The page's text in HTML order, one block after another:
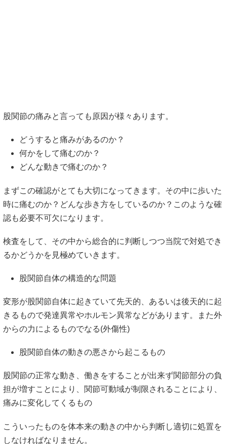
股関節の痛みと言っても原因が様々あります。
どうすると痛みがあるのか？
何かをして痛むのか？
どんな動きで痛むのか？
まずこの確認がとても大切になってきます。その中に歩いた
時に痛むのか？どんな歩き方をしているのか？このような確
認も必要不可欠になります。
検査をして、その中から総合的に判断しつつ当院で対処でき
るかどうかを見極めていきます。
股関節自体の構造的な問題
変形が股関節自体に起きていて先天的、あるいは後天的に起
きるもので発達異常やホルモン異常などがあります。また外
からの力によるものでなる(外傷性)
股関節自体の動きの悪さから起こるもの
股関節の正常な動き、働きをすることが出来ず関節部分の負
担が増すことにより、関節可動域が制限されることにより、
痛みに変化してくるもの
こういったものを体本来の動きの中から判断し適切に処置を
しなければなりません。